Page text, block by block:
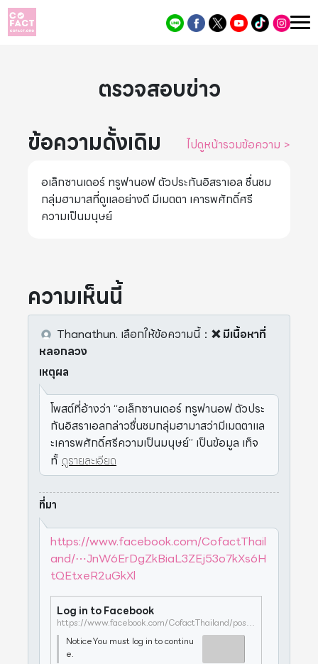
ตรวจสอบข่าว
ข้อความดั้งเดิม
ไปดูหน้ารวมข้อความ >
อเล็กซานเดอร์ ทรูฟานอฟ ตัวประกันอิสราเอล ชื่นชม
กลุ่มฮามาสที่ดูแลอย่างดี มีเมตตา เคารพศักดิ์ศรี
ความเป็นมนุษย์
ความเห็นนี้
Thanathun. เลือกให้ข้อความนี้： ❌ มีเนื้อหาที่
หลอกลวง
เหตุผล
โพสต์ที่อ้างว่า “อเล็กซานเดอร์ ทรูฟานอฟ ตัวประ
กันอิสราเอลกล่าวชื่นชมกลุ่มฮามาสว่ามีเมตตาแล
ะเคารพศักดิ์ศรีความเป็นมนุษย์” เป็นข้อมูล เท็จ
ทั้ ดูรายละเอียด
ที่มา
https://www.facebook.com/CofactThail
and/⋯JnW6ErDgZkBiaL3ZEj53o7kXs6H
tQEtxeR2uGkXl
Log in to Facebook
https://www.facebook.com/CofactThailand/posts/pfbid0J1pbRwtaa1JezCHwywnNkA5rMJnW6ErDgZkBiaL3ZEj53o7kXs6HtQEtxeR2uGkXl
NoticeYou must log in to continu
e.